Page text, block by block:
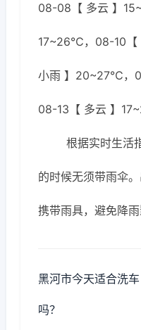
08-08【 多云 】
17~26℃，08-10【
小雨 】20~27℃，
08-13【 多云 】
根据实时生活
的时候无须带雨伞
携带雨具，避免降雨
黑河市今天适合洗车
吗？